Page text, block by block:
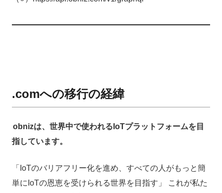
.comへの移行の経緯
obnizは、世界中で使われるIoTプラットフォームを目
指しています。
「IoTのバリアフリー化を進め、すべての人がもっと簡
単にIoTの恩恵を受けられる世界を目指す」 これが私た